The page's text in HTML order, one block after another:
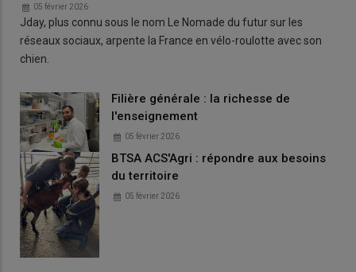
05 février 2026
Jday, plus connu sous le nom Le Nomade du futur sur les
réseaux sociaux, arpente la France en vélo-roulotte avec son
chien.
Filière générale : la richesse de
l'enseignement
05 février 2026
BTSA ACS'Agri : répondre aux besoins
du territoire
05 février 2026